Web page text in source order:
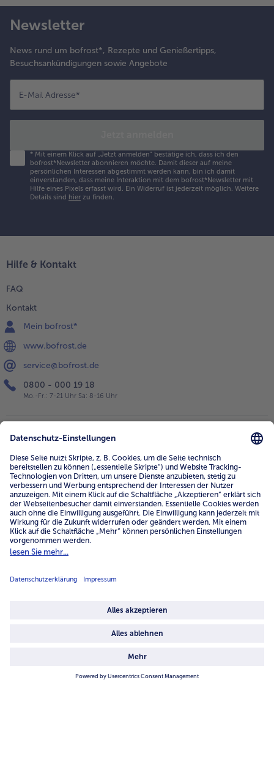
Newsletter
News rund um bofrost*, Rezepte und Genießertipps,
Besuchsankündigungen sowie Angebote
E-Mail Adresse*
* Mit einem Klick auf „Jetzt anmelden" bestätige ich, dass ich den
bofrost*Newsletter abonnieren möchte. Damit dieser auf meine
persönlichen Interessen abgestimmt werden kann, bin ich damit
einverstanden, dass meine Interaktion mit dem bofrost*Newsletter mit
Hilfe eines Pixels erfasst wird. Ein Widerruf ist jederzeit möglich. Weitere
Details sind hier zu finden.
Hilfe & Kontakt
FAQ
Kontakt
Mein bofrost*
www.bofrost.de
service@bofrost.de
0800 - 000 19 18
Mo.-Fr.: 7-21 Uhr Sa: 8-16 Uhr
Unternehmen
Über uns
82442 reviews